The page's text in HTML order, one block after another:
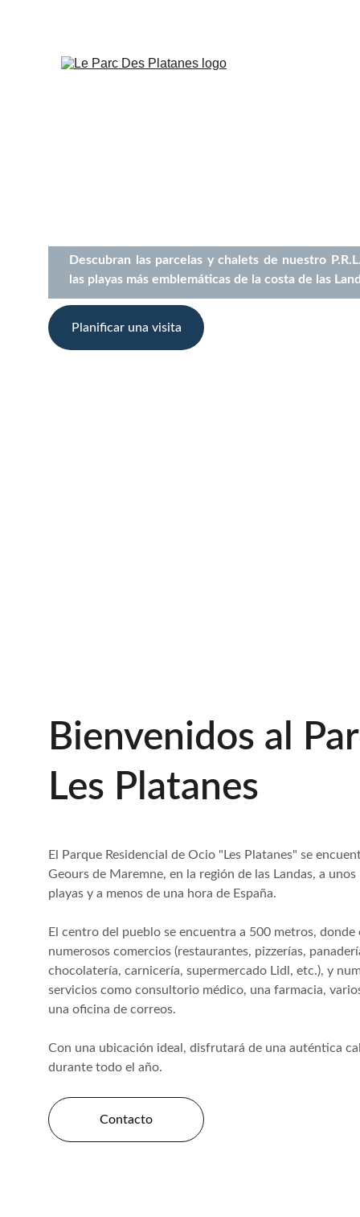
Descubran las parcelas y chalets de nuestro
las playas más emblemáticas de la costa de las
Planificar una visita
Bienvenidos al
Les Platanes
El Parque Residencial de Ocio "Les Platanes" se
Geours de Maremne, en la región de las Landas, a
playas y a menos de una hora de España.
El centro del pueblo se encuentra a 500 metros,
numerosos comercios (restaurantes, pizzerías,
chocolatería, carnicería, supermercado Lidl, etc.), y
servicios como consultorio médico, una farmacia,
una oficina de correos.
Con una ubicación ideal, disfrutará de una auténtica
durante todo el año.
Contacto